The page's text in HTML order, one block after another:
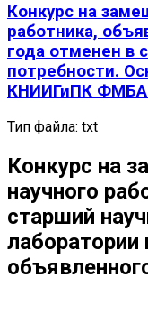
Конкурс на
работника,
года отменен в
потребности.
КНИИГиПК ФМБА
Тип файла: txt
Конкурс на
научного
старший